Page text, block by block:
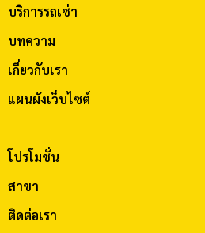
บริการรถเช่า
บทความ
เกี่ยวกับเรา
แผนผังเว็บไซต์
โปรโมชั่น
สาขา
ติดต่อเรา